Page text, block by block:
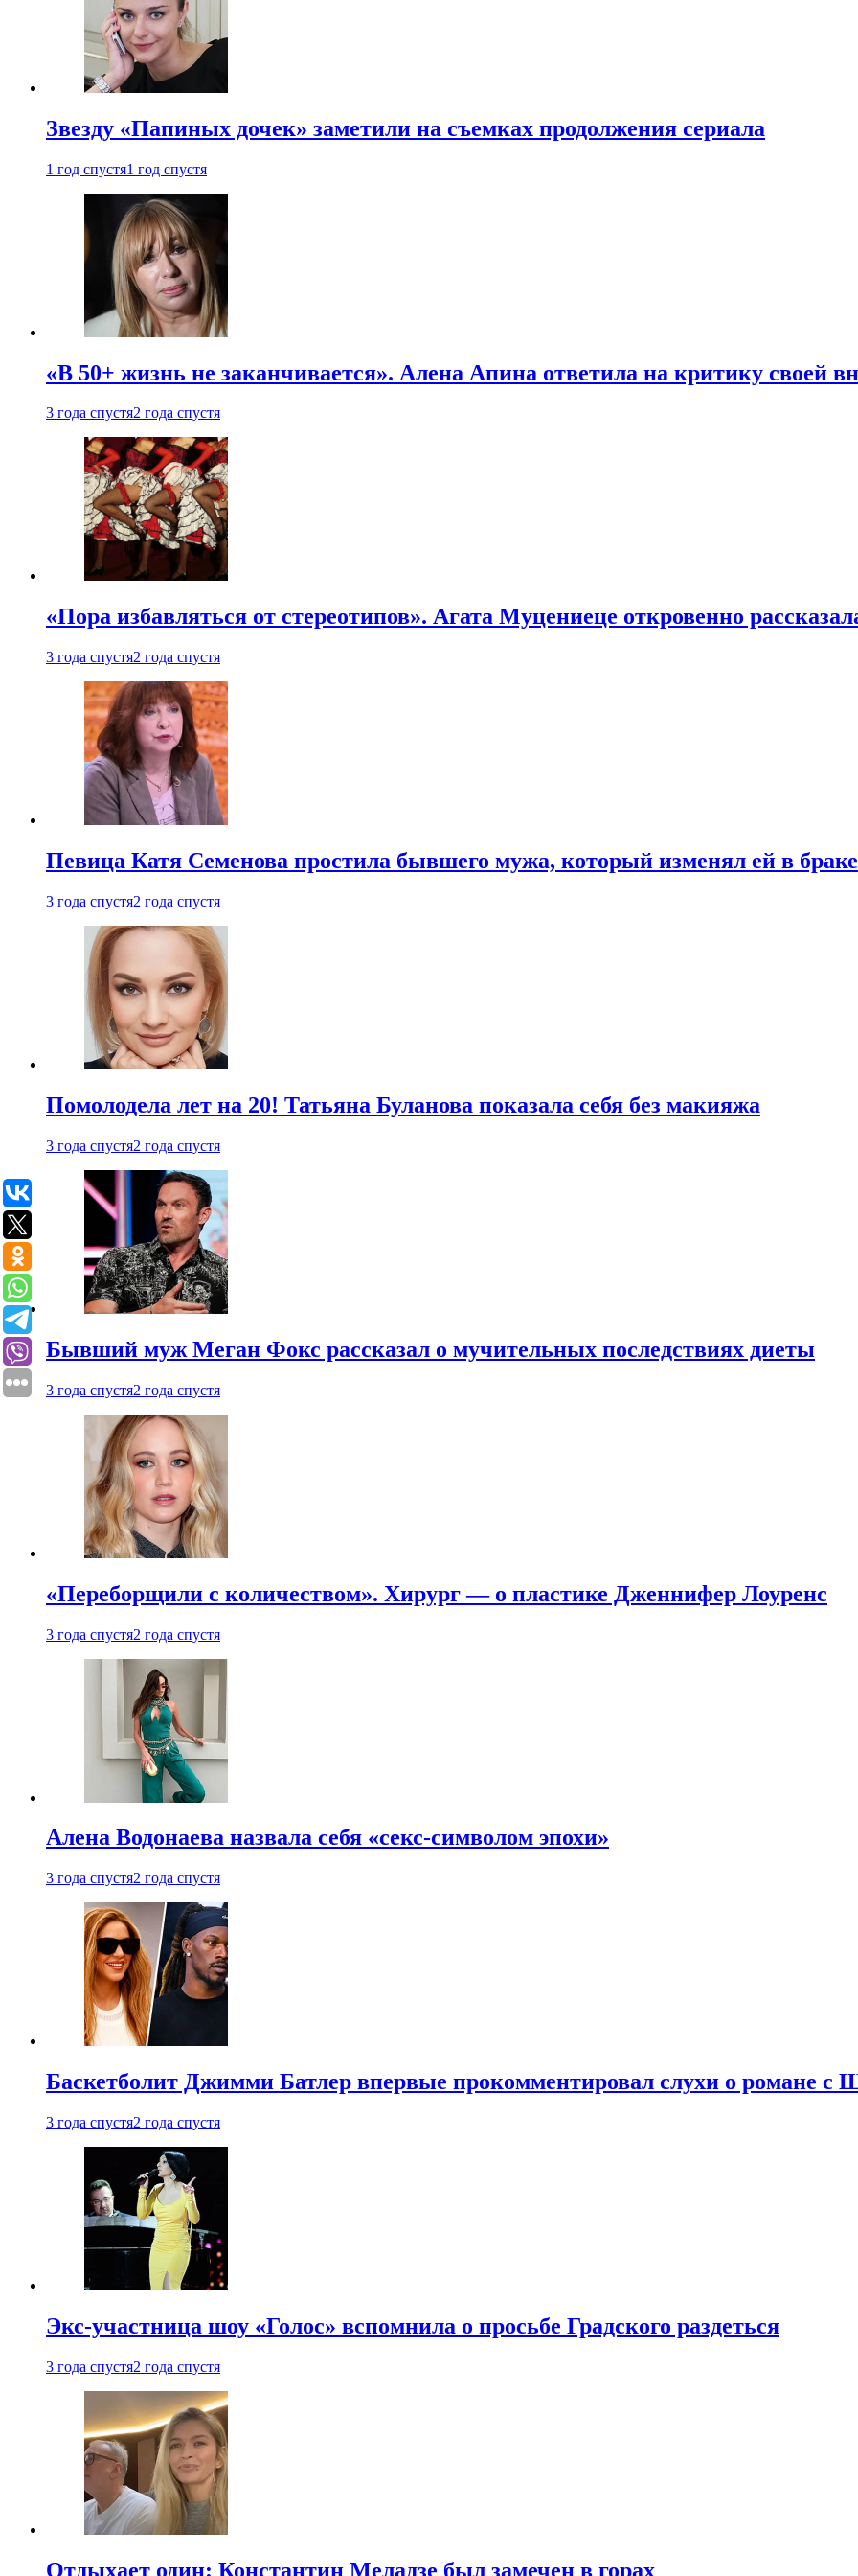
Звезду «Папиных дочек» заметили на съемках продолжения сериала
1 год спустя1 год спустя
«В 50+ жизнь не заканчивается». Алена Апина ответила на критику своей
3 года спустя2 года спустя
«Пора избавляться от стереотипов». Агата Муцениеце откровенно
3 года спустя2 года спустя
Певица Катя Семенова простила бывшего мужа, который изменял ей в браке
3 года спустя2 года спустя
Помолодела лет на 20! Татьяна Буланова показала себя без макияжа
3 года спустя2 года спустя
Бывший муж Меган Фокс рассказал о мучительных последствиях диеты
3 года спустя2 года спустя
«Переборщили с количеством». Хирург — о пластике Дженнифер Лоуренс
3 года спустя2 года спустя
Алена Водонаева назвала себя «секс-символом эпохи»
3 года спустя2 года спустя
Баскетболит Джимми Батлер впервые прокомментировал слухи о романе с
3 года спустя2 года спустя
Экс-участница шоу «Голос» вспомнила о просьбе Градского раздеться
3 года спустя2 года спустя
Отдыхает один: Константин Меладзе был замечен в горах